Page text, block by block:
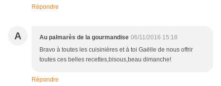
Répondre
A Au palmarès de la gourmandise 06/11/2016 15:18
Bravo à toutes les cuisinières et à toi Gaëlle de nous offrir
toutes ces belles recettes,bisous,beau dimanche!
Répondre